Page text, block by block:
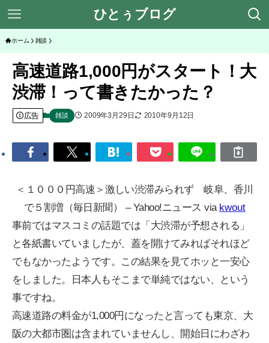
ひとぅブログ
ホーム 雑談
高速道路1,000円がスタート！大
渋滞！って書きたかった？
広告 雑談 2009年3月29日 2010年9月12日
＜１０００円高速＞激しい渋滞みられず 岐阜、香川
で５割増（毎日新聞） – Yahoo!ニュース via kwout
事前ではマスコミの話題では「大渋滞が予想される」
と各紙書いていましたが、蓋を開けてみればそれほど
でもなかったようです。この結果を見てホッと一安心
をしました。日本人もそこまで単純ではない、という
事ですね。
高速道路の料金が1,000円になったと言っても東京、大
阪の大都市圏は含まれていませんし、開始日にわざわ